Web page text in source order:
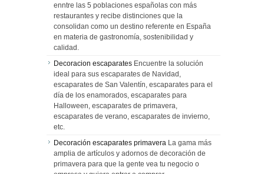
enntre las 5 poblaciones españolas con más
restaurantes y recibe distinciones que la
consolidan como un destino referente en España
en materia de gastronomía, sostenibilidad y
calidad.
Decoracion escaparates Encuentre la solución
ideal para sus escaparates de Navidad,
escaparates de San Valentín, escaparates para el
día de los enamorados, escaparates para
Halloween, escaparates de primavera,
escaparates de verano, escaparates de invierno,
etc.
Decoración escaparates primavera La gama más
amplia de artículos y adornos de decoración de
primavera para que la gente vea tu negocio o